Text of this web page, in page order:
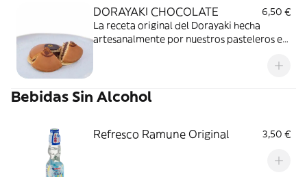
DORAYAKI CHOCOLATE
6,50 €
La receta original del Dorayaki hecha
artesanalmente por nuestros pasteleros en
abizcochada usando ingedientes traídos de
Bebidas Sin Alcohol
Refresco Ramune Original 3,50 €